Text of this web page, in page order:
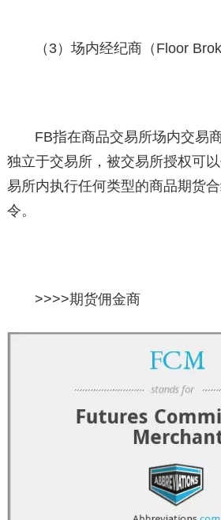
（3）场内经纪商（Floor
FB指在商品交易所场内交易
独立于交易所，被交易所授权可
易所内执行任何类型的商品期货
令。
>>>>期货佣金商